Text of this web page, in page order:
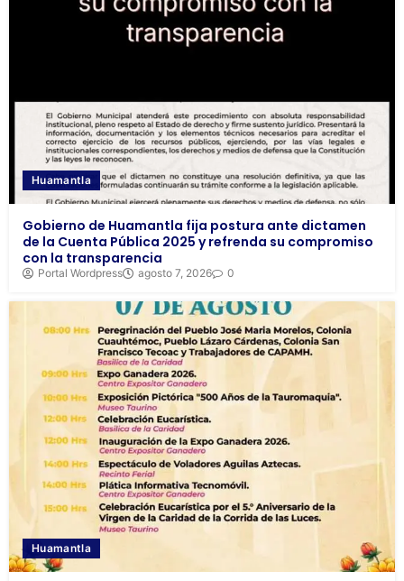
Huamantla
Gobierno de Huamantla fija postura ante dictamen
de la Cuenta Pública 2025 y refrenda su compromiso
con la transparencia
Portal Wordpress agosto 7, 2026 0
Huamantla